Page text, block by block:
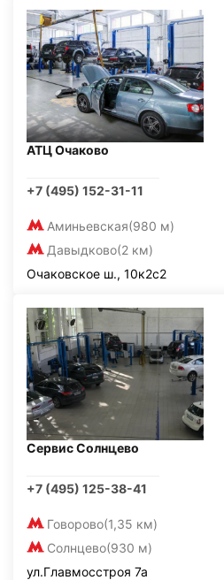
АТЦ Очаково
+7 (495) 152-31-11
Аминьевская(980 м)
Давыдково(2 км)
Очаковское ш., 10к2с2
Сервис Солнцево
+7 (495) 125-38-41
Говорово(1,35 км)
Солнцево(930 м)
ул.Главмосстроя 7а